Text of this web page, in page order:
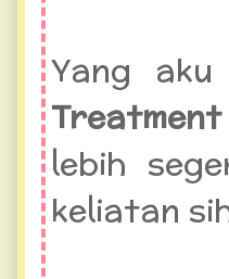
Yang
lebih
keliatan